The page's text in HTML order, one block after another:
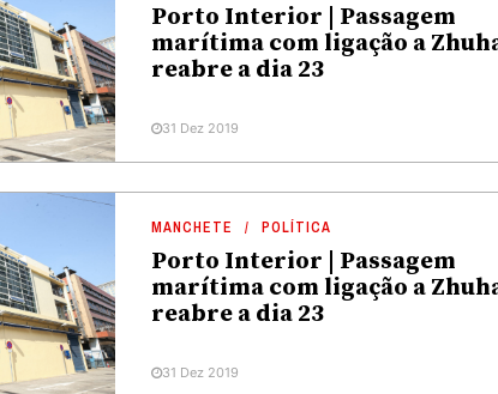
Porto Interior | Passagem
marítima com ligação a
reabre a dia 23
31 Dez 2019
MANCHETE POLÍTICA
Porto Interior | Passagem
marítima com ligação a
reabre a dia 23
31 Dez 2019